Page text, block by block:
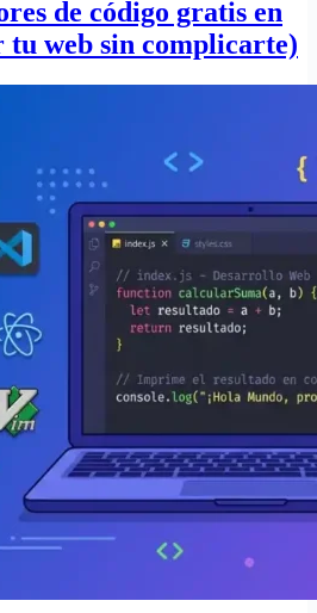
de código gratis en
tu web sin complicarte)